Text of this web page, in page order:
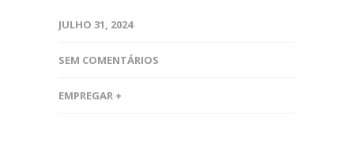
JULHO 31, 2024
SEM COMENTÁRIOS
EMPREGAR +